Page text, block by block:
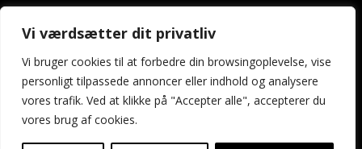
Vi værdsætter dit privatliv
Vi bruger cookies til at forbedre din browsingoplevelse, vise
personligt tilpassede annoncer eller indhold og analysere
vores trafik. Ved at klikke på "Accepter alle", accepterer du
vores brug af cookies.
CVR nr. 20916818
Reg. & Kontonr.: 4180 3119119022
Privatlivspolitik og cookies